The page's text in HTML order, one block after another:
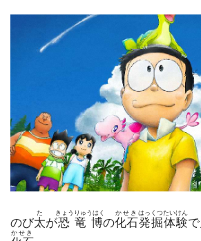
のび太
た
が恐竜博
きょうりゅうはく
の化石
かせき
発掘
はっくつ
体験
たいけん
で
かせき